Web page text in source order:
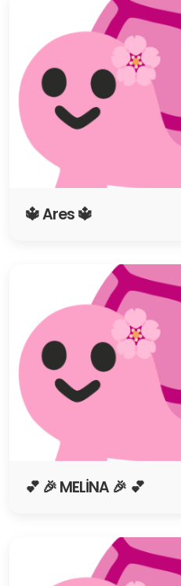
🔱 Ares 🔱
💕 🎉 MELİNA 🎉 💕